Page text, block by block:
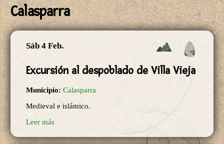
Calasparra
Sáb 4 Feb.
Excursión al despoblado de Villa Vieja
Municipio: Calasparra
Medieval e islámico.
Leer más